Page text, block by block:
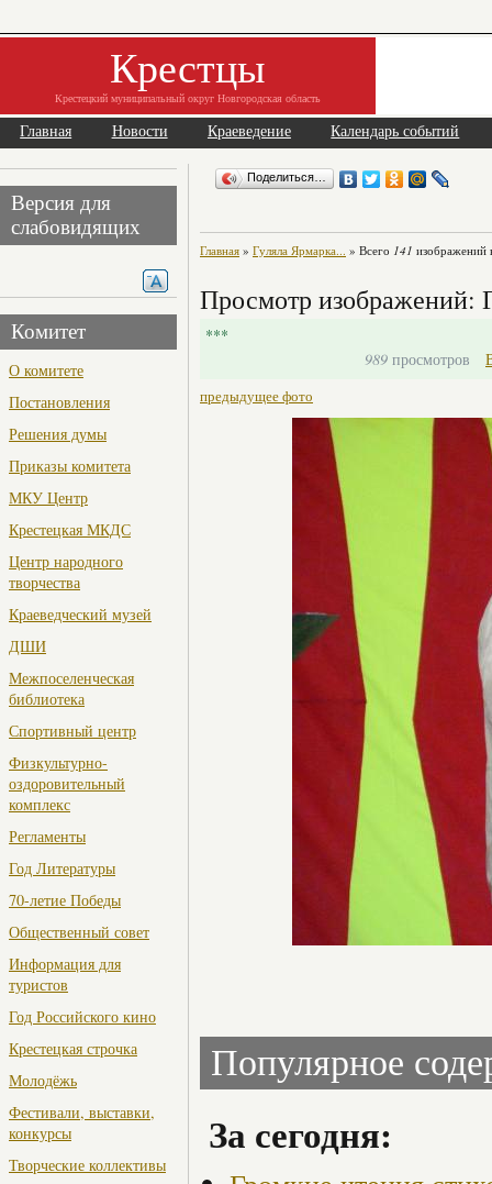
Крестцы
Крестецкий муниципальный округ Новгородская область
Главная Новости Краеведение Календарь событий
Версия для
слабовидящих
Комитет
О комитете
Постановления
Решения думы
Приказы комитета
МКУ Центр
Крестецкая МКДС
Центр народного
творчества
Краеведческий музей
ДШИ
Межпоселенческая
библиотека
Спортивный центр
Физкультурно-
оздоровительный
комплекс
Регламенты
Год Литературы
70-летие Победы
Общественный совет
Информация для
туристов
Год Российского кино
Крестецкая строчка
Молодёжь
Фестивали, выставки,
конкурсы
Творческие коллективы
Поделиться…
Главная » Гуляла Ярмарка... » Всего 141 изображений
Просмотр изображений:
***
989 просмотров
предыдущее фото
Популярное
За сегодня: